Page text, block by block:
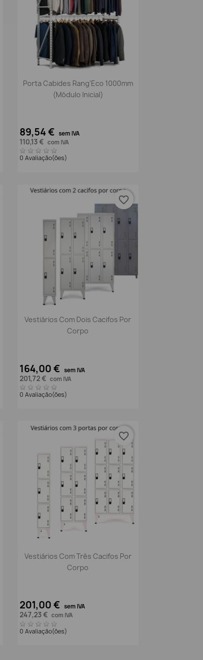
Vista rápida
Porta Cabides Rang'Eco 1000mm
(módulo Inicial)
89,54 € sem IVA
110,13 € com IVA
0 Avaliação(ões)
Vista rápida
Vestiários Com Dois Cacifos Por
Corpo
164,00 € sem IVA
201,72 € com IVA
0 Avaliação(ões)
favorite_border
Vista rápida
Vestiários Com Três Cacifos Por
Corpo
201,00 € sem IVA
247,23 € com IVA
0 Avaliação(ões)
favorite_border